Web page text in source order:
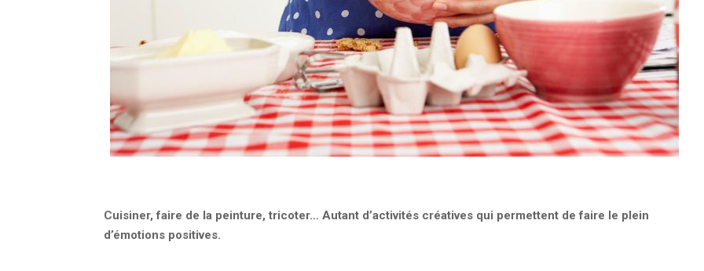
Cuisiner, faire de la peinture, tricoter… Autant d’activités créatives qui permettent de faire le plein
d’émotions positives.